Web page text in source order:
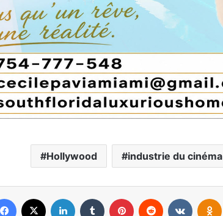
Hollywood industrie du cinéma